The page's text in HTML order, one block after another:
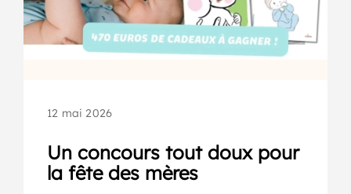
12 mai 2026
Un concours tout doux pour
la fête des mères